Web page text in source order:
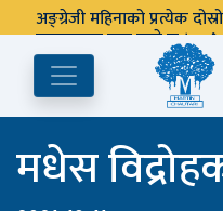
अङ्ग्रेजी महिनाको प्रत्येक
पुस्तकालय बन्द रहने छ ।
मधेस